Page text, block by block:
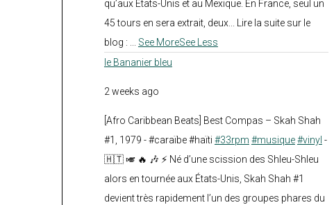
qu’aux États-Unis et au Mexique. En France, seul un
45 tours en sera extrait, deux... Lire la suite sur le
blog :
See MoreSee Less
le Bananier bleu
2 weeks ago
[Afro Caribbean Beats] Best Compas – Skah Shah
#1, 1979 - #caraïbe #haïti #33rpm #musique#vinyl -
🇭🇹 🎺 🔥 🎶 ⚡ Né d’une scission des Shleu-Shleu
alors en tournée aux États-Unis, Skah Shah #1
devient très rapidement l’un des groupes phares du